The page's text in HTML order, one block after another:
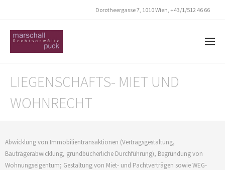
Dorotheergasse 7, 1010 Wien, +43/1/512 46 66
Kanzlei
- Dr. Thomas Marschall
- Mag. Christian Puck
LIEGENSCHAFTS- MIET UND
WOHNRECHT
Abwicklung von Immobilientransaktionen (Vertragsgestaltung,
Bauträgerabwicklung, grundbücherliche Durchführung), Begründung von
Wohnungseigentum; Gestaltung von Miet- und Pachtverträgen sowie WEG-